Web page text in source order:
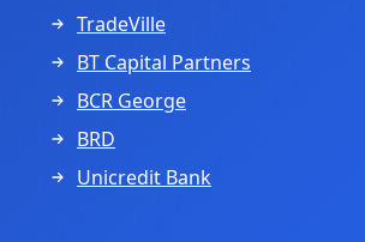
TradeVille
BT Capital Partners
BCR George
BRD
Unicredit Bank